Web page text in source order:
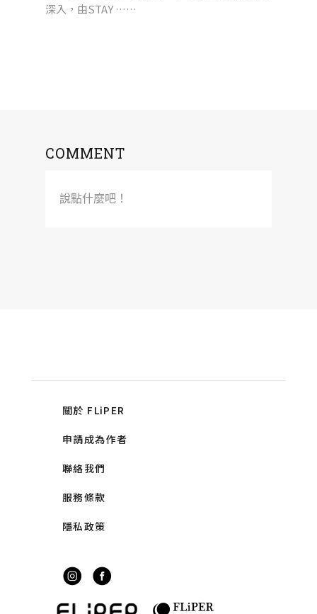
深入，由STAY ……
COMMENT
說點什麼吧！
關於 FLiPER
申請成為作者
聯絡我們
服務條款
隱私政策